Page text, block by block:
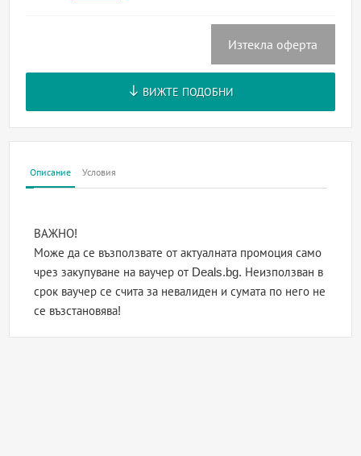
Изтекла оферта
ВИЖТЕ ПОДОБНИ
Описание Условия
ВАЖНО!
Може да се възползвате от актуалната промоция само
чрез закупуване на ваучер от Deals.bg. Неизползван в
срок ваучер се счита за невалиден и сумата по него не
се възстановява!